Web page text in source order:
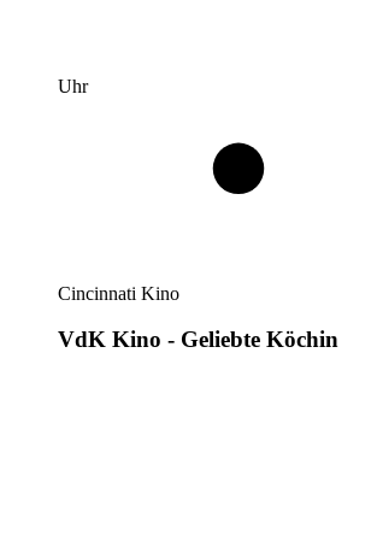
Uhr
Cincinnati Kino
VdK Kino - Geliebte Köchin